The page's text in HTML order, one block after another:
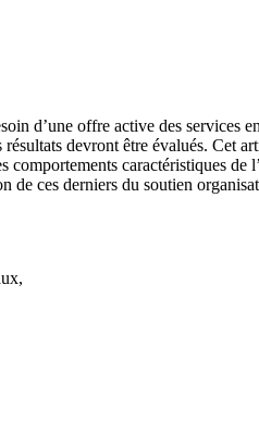
d’une offre active des
devront être évalués. Cet
caractéristiques
de ces derniers du soutien